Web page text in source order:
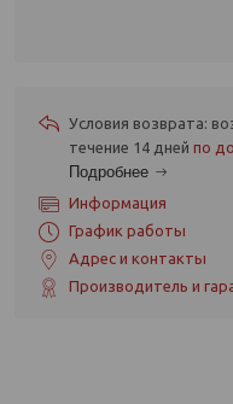
течение 14 дней по
Подробнее
Информация
График работы
Адрес и контакты
Производитель и